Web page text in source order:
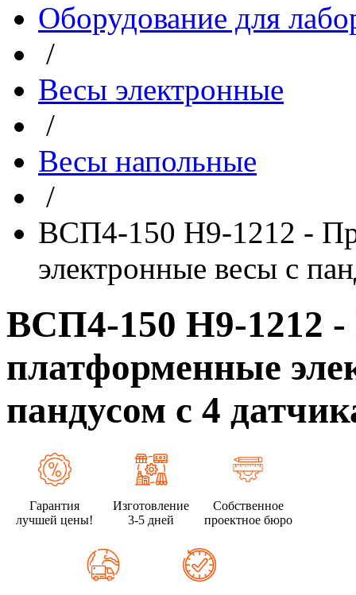
Оборудование для
/
Весы электронные
/
Весы напольные
/
ВСП4-150 Н9-1212 -
электронные весы с
ВСП4-150 Н9-1212
платформенные
пандусом с 4
Гарантия
лучшей цены!
Изготовление
3-5 дней
Собственное
проектное бюро